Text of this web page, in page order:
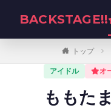
BACKSTAGE!!
トップ
アイドル オ
ももた